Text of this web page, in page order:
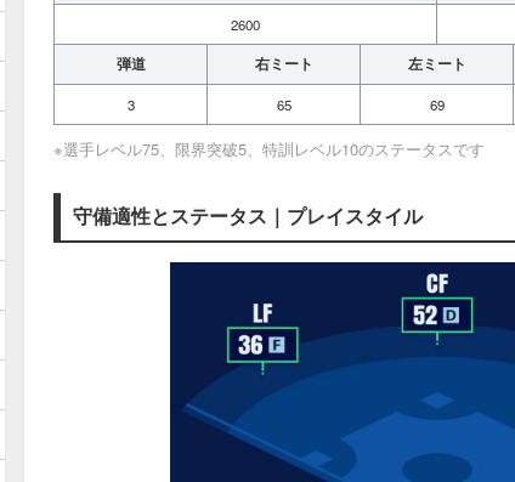
2600
弾道 右ミート 左ミート
3 65 69
※選手レベル75、限界突破5、特訓レベル10のステータスです
守備適性とステータス｜プレイスタイル